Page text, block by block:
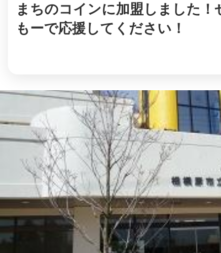
まちのコインに加盟しました！
もーで応援してください！
お知らせ
ヘルプ
プライバシーポ
©︎ KAYAC Inc.All